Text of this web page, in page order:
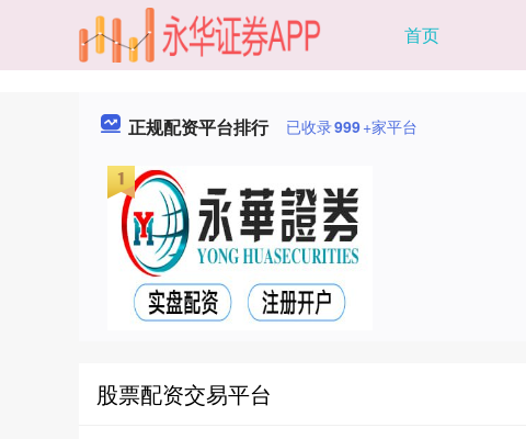
首页
正规配资平台排行 已收录999+家平台
股票配资交易平台